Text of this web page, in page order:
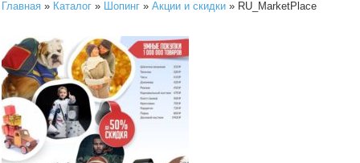
Главная » Каталог » Шопинг »Акции и скидки » RU_MarketPlace